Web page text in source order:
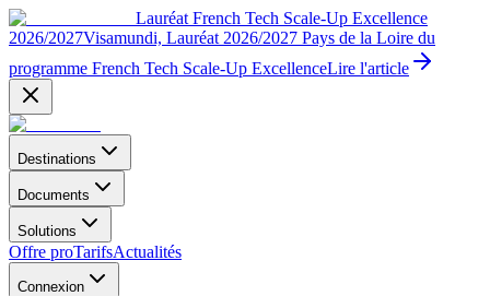
Lauréat French Tech Scale-Up Excellence
2026/2027Visamundi, Lauréat 2026/2027 Pays de la Loire du
programme French Tech Scale-Up ExcellenceLire l'article
Destinations
Documents
Solutions
Offre proTarifsActualités
Connexion